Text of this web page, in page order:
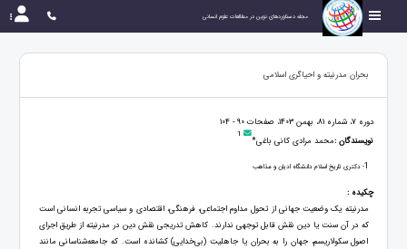
مجله دستاوردهای نوین در مطالعات علوم انسانی
بحران مدرنیته و احیاگری اسلامی
دوره 7، شماره 81، بهمن 1403، صفحات 90 - 104
نویسندگان :محمد مرادی کانی باغی* 1
1- دکتری تاریخ اسلام دانشگاه ادیان و مذاهب
چکیده :
مدرنیته یک وضعیت جهانی از تحول مداوم اجتماعی، فرهنگی، اقتصادی و سیاسی تجربه انسانی است
که در آن سنت یا دین نقش قابل توجهی ندارند. کاهش تدریجی نقش دین در مدرنیته از طریق اجرای
اصول سکولاریسم، جهان را به بحران یا جاهلیت (بی‌خدایی) کشانده است. که جامعه‌شناسانی مانند